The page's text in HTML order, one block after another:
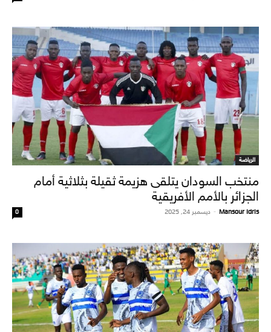
الرياضة
منتخب السودان يتلقى هزيمة ثقيلة بثلاثية أمام
الجزائر بالأمم الأفريقية
Mansour Idris
- ديسمبر 24, 2025 0